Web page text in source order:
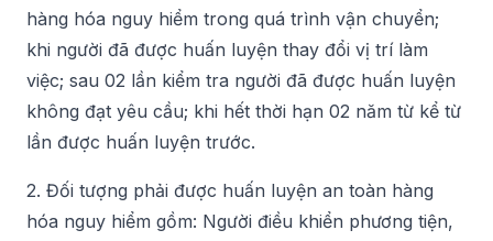
hàng hóa nguy hiểm trong quá trình vận chuyển;
khi người đã được huấn luyện thay đổi vị trí làm
việc; sau 02 lần kiểm tra người đã được huấn luyện
không đạt yêu cầu; khi hết thời hạn 02 năm từ kể từ
lần được huấn luyện trước.
2. Đối tượng phải được huấn luyện an toàn hàng
hóa nguy hiểm gồm: Người điều khiển phương tiện,